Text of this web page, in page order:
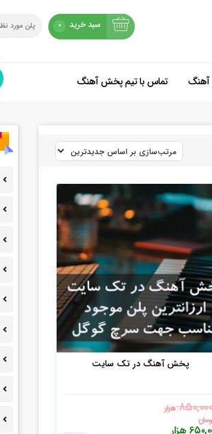
سبد خرید 0
شروع خرید
آهنگ تماس با تیم پخش آهنگ
پخش آهنگ در تک سایت
هزار